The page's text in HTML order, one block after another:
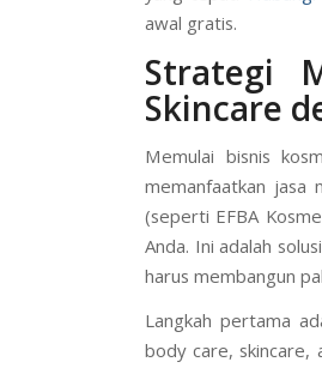
awal gratis.
Strategi
Skincare
Memulai bisnis
memanfaatkan jasa
(seperti EFBA
Anda. Ini adalah
harus membangun
Langkah pertama
body care, skincare,